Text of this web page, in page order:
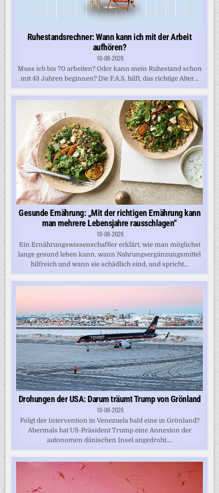
Ruhestandsrechner: Wann kann ich mit der Arbeit
aufhören?
10-08-2026
Muss ich bis 70 arbeiten? Oder kann mein Ruhestand schon
mit 43 Jahren beginnen? Die F.A.S. hilft, das richtige Alter...
Gesunde Ernährung: „Mit der richtigen Ernährung kann
man mehrere Lebensjahre rausschlagen“
10-08-2026
Ein Ernährungswissenschaftler erklärt, wie man möglichst
lange gesund leben kann, wann Nahrungsergänzungsmittel
hilfreich und wann sie schädlich sind, und spricht...
Drohungen der USA: Darum träumt Trump von Grönland
10-08-2026
Folgt der Intervention in Venezuela bald eine in Grönland?
Abermals hat US-Präsident Trump eine Annexion der
autonomen dänischen Insel angedroht....